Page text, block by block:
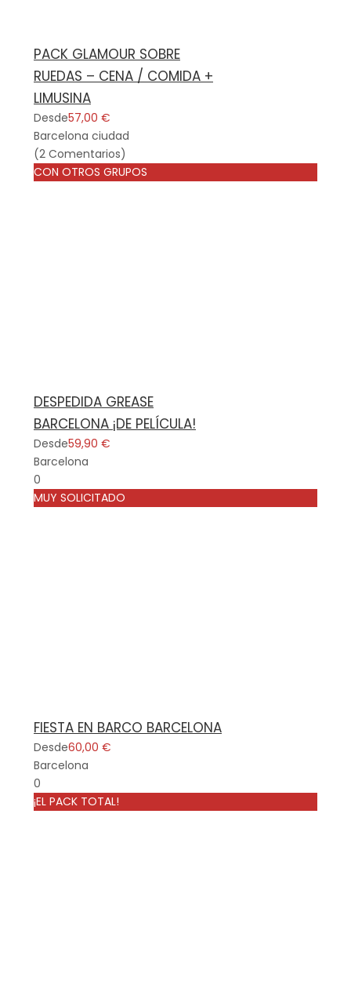
PACK GLAMOUR SOBRE
RUEDAS – CENA / COMIDA +
LIMUSINA
Desde57,00 €
Barcelona ciudad
(2 Comentarios)
CON OTROS GRUPOS
DESPEDIDA GREASE
BARCELONA ¡DE PELÍCULA!
Desde59,90 €
Barcelona
0
MUY SOLICITADO
FIESTA EN BARCO BARCELONA
Desde60,00 €
Barcelona
0
¡EL PACK TOTAL!